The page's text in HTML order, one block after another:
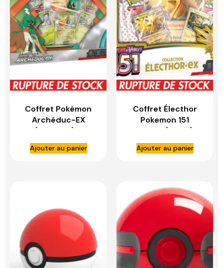
Coffret Pokémon
Archéduc-EX
(Français) –
ASMODEE
Ajouter au panier
Coffret Électhor
Pokemon 151
Français (EV3.5) –
ASMODEE
Ajouter au panier